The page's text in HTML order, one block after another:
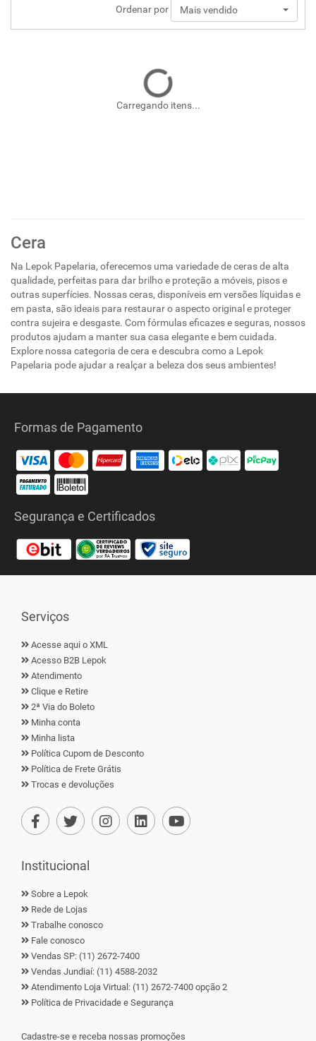
Ordenar por Mais vendido
Carregando itens...
Cera
Na Lepok Papelaria, oferecemos uma variedade de ceras de alta
qualidade, perfeitas para dar brilho e proteção a móveis, pisos e
outras superfícies. Nossas ceras, disponíveis em versões líquidas e
em pasta, são ideais para restaurar o aspecto original e proteger
contra sujeira e desgaste. Com fórmulas eficazes e seguras, nossos
produtos ajudam a manter sua casa elegante e bem cuidada.
Explore nossa categoria de cera e descubra como a Lepok
Papelaria pode ajudar a realçar a beleza dos seus ambientes!
Formas de Pagamento
Segurança e Certificados
Serviços
Acesse aqui o XML
Acesso B2B Lepok
Atendimento
Clique e Retire
2ª Via do Boleto
Minha conta
Minha lista
Política Cupom de Desconto
Política de Frete Grátis
Trocas e devoluções
Institucional
Sobre a Lepok
Rede de Lojas
Trabalhe conosco
Fale conosco
Vendas SP: (11) 2672-7400
Vendas Jundiaí: (11) 4588-2032
Atendimento Loja Virtual: (11) 2672-7400 opção 2
Política de Privacidade e Segurança
Cadastre-se e receba nossas promoções